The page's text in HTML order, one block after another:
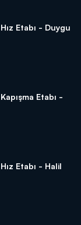
Etabı - Duygu
Etabı -
Etabı - Halil